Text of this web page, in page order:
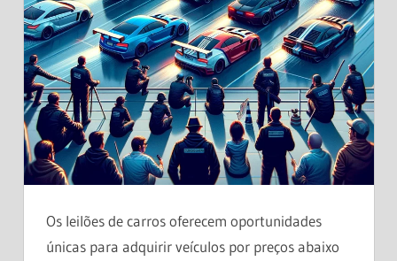
Os leilões de carros oferecem oportunidades
únicas para adquirir veículos por preços abaixo